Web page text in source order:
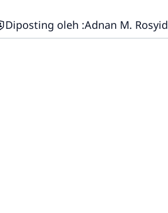
Diposting oleh :Adnan M. Rosyid